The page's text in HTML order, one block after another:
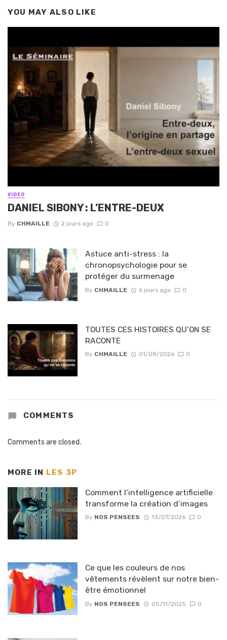
YOU MAY ALSO LIKE
VIDEO
DANIEL SIBONY : L’ENTRE-DEUX
By CHMAILLE 2 jours ago 0
Astuce anti-stress : la
chronopsychologie pour se
protéger du surmenage
By CHMAILLE 6 jours ago 0
TOUTES CES HISTOIRES QU’ON SE
RACONTE
By CHMAILLE 01/08/2026 0
COMMENTS
Comments are closed.
MORE IN LES 3P
Comment l’intelligence artificielle
transforme la création d’images
By NOS PENSEES 13/07/2026 0
Ce que les couleurs de nos
vêtements révèlent sur notre bien-
être émotionnel
By NOS PENSEES 05/11/2025 0